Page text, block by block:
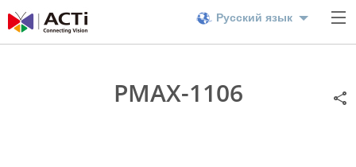
Русский язык
PMAX-1106